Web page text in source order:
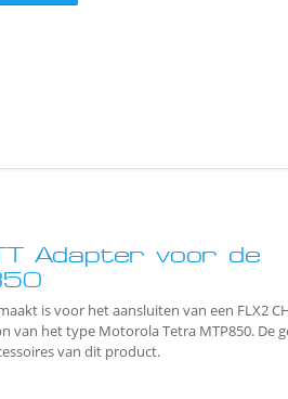
Adapter voor de
is voor het aansluiten van een FLX2
van het type Motorola Tetra MTP850. De
van dit product.